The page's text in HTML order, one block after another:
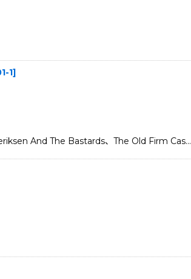
1]
And The Bastards、The Old Firm Cas…